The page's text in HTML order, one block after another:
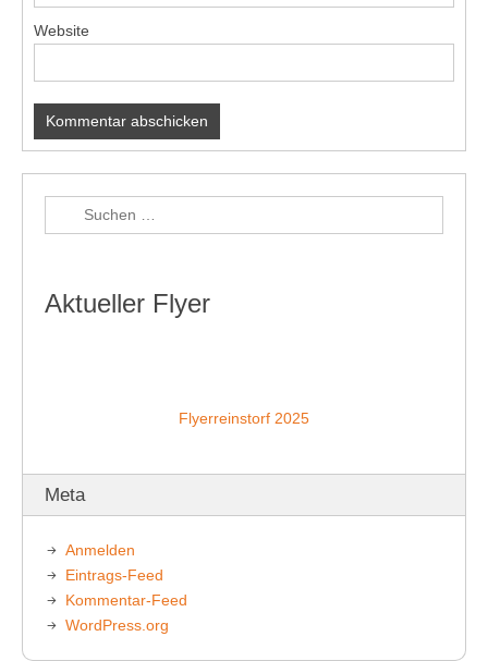
Website
Aktueller Flyer
Flyerreinstorf 2025
Meta
Anmelden
Eintrags-Feed
Kommentar-Feed
WordPress.org